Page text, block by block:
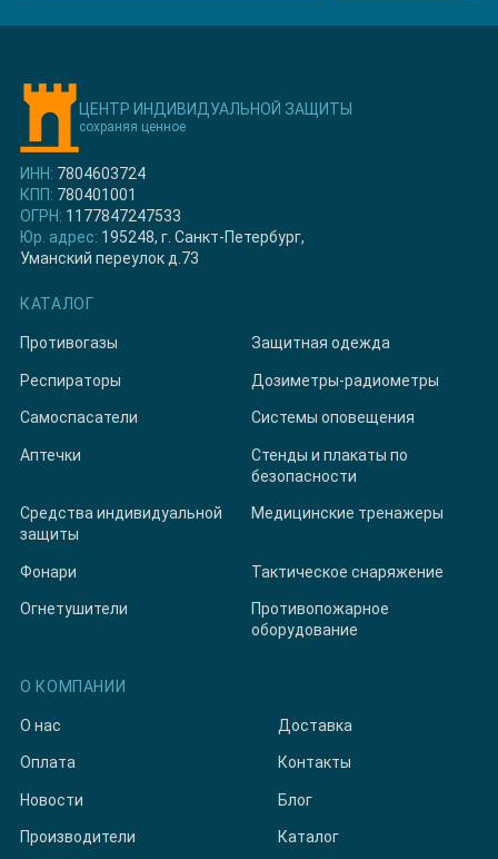
ЦЕНТР ИНДИВИДУАЛЬНОЙ ЗАЩИТЫ
сохраняя ценное
ИНН: 7804603724
КПП: 780401001
ОГРН: 1177847247533
Юр. адрес: 195248, г. Санкт-Петербург,
Уманский переулок д.73
КАТАЛОГ
Противогазы Защитная одежда
Респираторы Дозиметры-радиометры
Самоспасатели Системы оповещения
Аптечки
Стенды и плакаты по
безопасности
Средства индивидуальной
защиты
Медицинские тренажеры
Фонари Тактическое снаряжение
Огнетушители
Противопожарное
оборудование
О КОМПАНИИ
О нас Доставка
Оплата Контакты
Новости Блог
Производители Каталог